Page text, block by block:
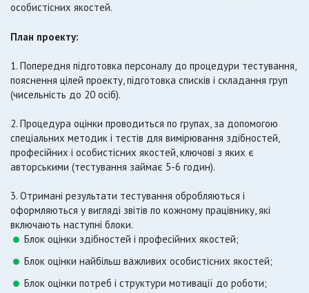
особистісних якостей.
План проекту:
1. Попередня підготовка персоналу до процедури тестування,
пояснення цілей проекту, підготовка списків і складання груп
(чисельність до 20 осіб).
2. Процедура оцінки проводиться по групах, за допомогою
спеціальних методик і тестів для вимірювання здібностей,
професійних і особистісних якостей, ключові з яких є
авторськими (тестування займає 5-6 годин).
3. Отримані результати тестування обробляються і
оформляються у вигляді звітів по кожному працівнику, які
включають наступні блоки.
Блок оцінки здібностей і професійних якостей;
Блок оцінки найбільш важливих особистісних якостей;
Блок оцінки потреб і структури мотивації до роботи;